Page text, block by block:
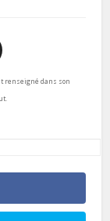
renseigné dans son